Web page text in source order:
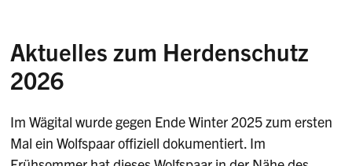
Aktuelles zum Herdenschutz
2026
Im Wägital wurde gegen Ende Winter 2025 zum ersten
Mal ein Wolfspaar offiziell dokumentiert. Im